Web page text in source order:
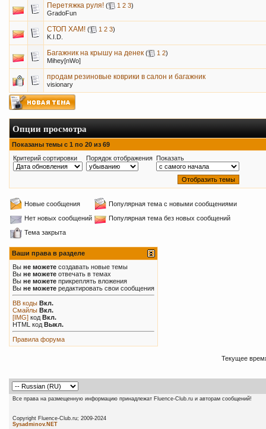
Перетяжка руля! ( 1 2 3)
GradoFun
СТОП ХАМ! ( 1 2 3)
K.I.D.
Багажник на крышу на денек ( 1 2)
Mihey[nWo]
продам резиновые коврики в салон и багажник
visionary
Опции просмотра
Показаны темы с 1 по 20 из 69
Критерий сортировки
Порядок отображения Показать
Новые сообщения
Популярная тема с новыми сообщениями
Нет новых сообщений
Популярная тема без новых сообщений
Тема закрыта
Ваши права в разделе
Вы не можете создавать новые темы
Вы не можете отвечать в темах
Вы не можете прикреплять вложения
Вы не можете редактировать свои сообщения
BB коды Вкл.
Смайлы Вкл.
[IMG] код Вкл.
HTML код Выкл.
Правила форума
Текущее
Все права на размещенную информацию принадлежат Fluence-Club.ru и авторам сообщений!
Copyright Fluence-Club.ru;
Sysadminov.NET